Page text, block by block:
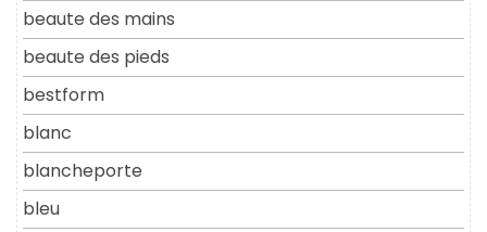
beaute des mains
beaute des pieds
bestform
blanc
blancheporte
bleu